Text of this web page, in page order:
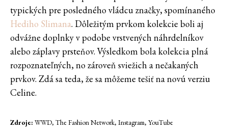
typických pre posledného vládcu značky, spomínaného
Hediho Slimana. Dôležitým prvkom kolekcie boli aj
odvážne doplnky v podobe vrstvených náhrdelníkov
alebo záplavy prsteňov. Výsledkom bola kolekcia plná
rozpoznateľných, no zároveň sviežich a nečakaných
prvkov. Zdá sa teda, že sa môžeme tešiť na novú verziu
Celine.
Zdroje: WWD, The Fashion Network, Instagram, YouTube